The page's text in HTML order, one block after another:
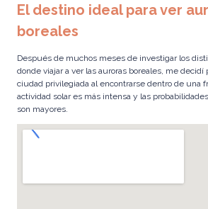
e
r
y
C
r
e
a
r
El destino ideal para ver
boreales
Después de muchos meses de investigar los
donde viajar a ver las auroras boreales, me decidí
ciudad privilegiada al encontrarse dentro de una
actividad solar es más intensa y las
son mayores.